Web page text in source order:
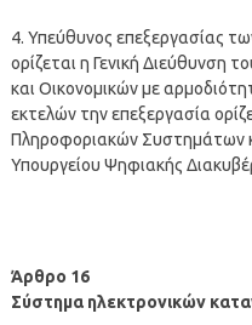
4. Υπεύθυνος επεξεργασίας
ορίζεται η Γενική Διεύθυνση
και Οικονομικών με
εκτελών την επεξεργασία
Πληροφοριακών Συστημάτων
Υπουργείου Ψηφιακής
Άρθρο 16
Σύστημα ηλεκτρονικών